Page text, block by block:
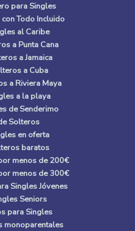
para Singles
Todo Incluido
al Caribe
a Punta Cana
a Jamaica
a Cuba
a Riviera Maya
a la playa
de Senderimo
Solteros
en oferta
baratos
menos de 200€
menos de 300€
Singles Jóvenes
Seniors
para Singles
monoparentales